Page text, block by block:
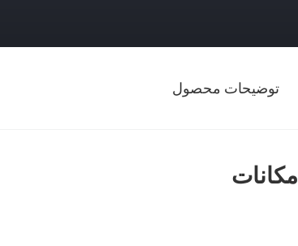
توضیحات محصول
امکانات